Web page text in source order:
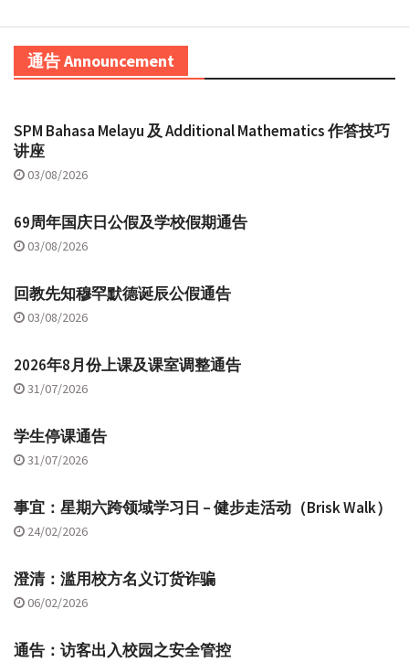
通告 Announcement
SPM Bahasa Melayu 及 Additional Mathematics 作答技巧
讲座
03/08/2026
69周年国庆日公假及学校假期通告
03/08/2026
回教先知穆罕默德诞辰公假通告
03/08/2026
2026年8月份上课及课室调整通告
31/07/2026
学生停课通告
31/07/2026
事宜：星期六跨领域学习日 – 健步走活动（Brisk Walk）
24/02/2026
澄清：滥用校方名义订货诈骗
06/02/2026
通告：访客出入校园之安全管控